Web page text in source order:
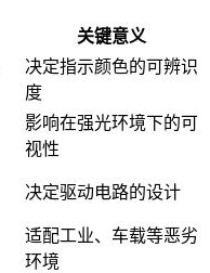
关键意义
决定指示颜色的可辨识
度
影响在强光环境下的可
视性
决定驱动电路的设计
适配工业、车载等恶劣
环境